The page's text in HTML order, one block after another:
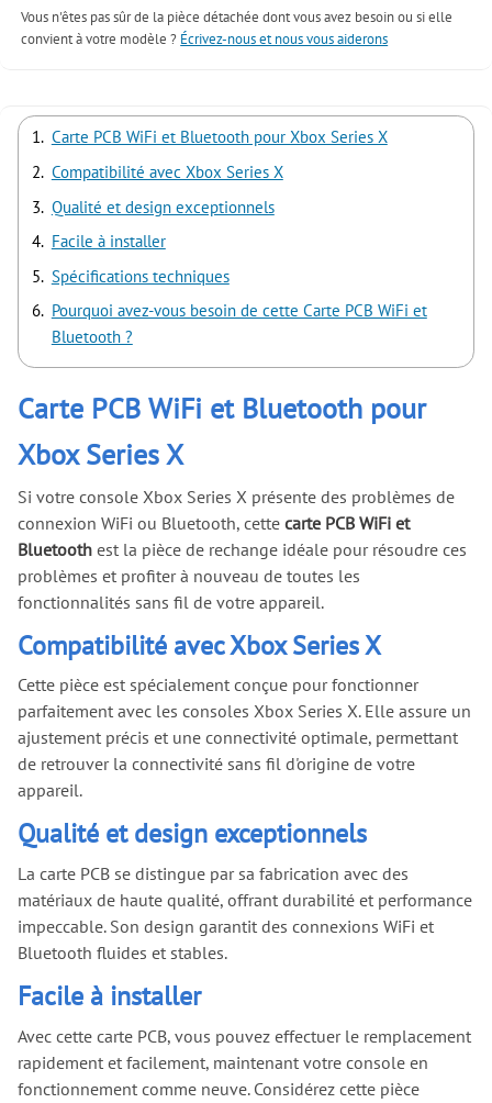
Vous n'êtes pas sûr de la pièce détachée dont vous avez besoin ou si elle
convient à votre modèle ? Écrivez-nous et nous vous aiderons
Carte PCB WiFi et Bluetooth pour Xbox Series X
Compatibilité avec Xbox Series X
Qualité et design exceptionnels
Facile à installer
Spécifications techniques
Pourquoi avez-vous besoin de cette Carte PCB WiFi et
Bluetooth ?
Carte PCB WiFi et Bluetooth pour
Xbox Series X
Si votre console Xbox Series X présente des problèmes de
connexion WiFi ou Bluetooth, cette carte PCB WiFi et
Bluetooth est la pièce de rechange idéale pour résoudre ces
problèmes et profiter à nouveau de toutes les
fonctionnalités sans fil de votre appareil.
Compatibilité avec Xbox Series X
Cette pièce est spécialement conçue pour fonctionner
parfaitement avec les consoles Xbox Series X. Elle assure un
ajustement précis et une connectivité optimale, permettant
de retrouver la connectivité sans fil d'origine de votre
appareil.
Qualité et design exceptionnels
La carte PCB se distingue par sa fabrication avec des
matériaux de haute qualité, offrant durabilité et performance
impeccable. Son design garantit des connexions WiFi et
Bluetooth fluides et stables.
Facile à installer
Avec cette carte PCB, vous pouvez effectuer le remplacement
rapidement et facilement, maintenant votre console en
fonctionnement comme neuve. Considérez cette pièce